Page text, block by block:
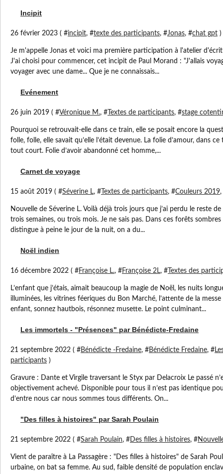
Incipit
26 février 2023 ( #incipit, #texte des participants, #Jonas, #chat gpt )
Je m'appelle Jonas et voici ma première participation à l'atelier
J'ai choisi pour commencer, cet incipit de Paul Morand : "J'allais
voyager avec une dame... Que je ne connaissais...
Evénement
26 juin 2019 ( #Véronique M., # Textes de participants, #stage
Pourquoi se retrouvait-elle dans ce train, elle se posait encore la
folle, folle, elle savait qu’elle l’était devenue. La folie d’amour, dans
tout court. Folie d’avoir abandonné cet homme,...
Carnet de voyage
15 août 2019 ( #Séverine L, # Textes de participants, #Couleurs 2019,
Nouvelle de Séverine L. Voilà déjà trois jours que j’ai perdu le reste
trois semaines, ou trois mois. Je ne sais pas. Dans ces forêts
distingue à peine le jour de la nuit, on a du...
Noël indien
16 décembre 2022 ( #Françoise L., #Françoise 2L, # Textes des
L’enfant que j’étais, aimait beaucoup la magie de Noël, les nuits
illuminées, les vitrines féeriques du Bon Marché, l’attente de la
enfant, sonnez hautbois, résonnez musette. Le point culminant...
Les immortels - "Présences" par Bénédicte-Fredaine
21 septembre 2022 ( #Bénédicte -Fredaine, #Bénédicte Fredaine, #
participants )
Gravure : Dante et Virgile traversant le Styx par Delacroix Le passé
objectivement achevé. Disponible pour tous il n’est pas identique
d’entre nous car nous sommes tous différents. On...
"Des filles à histoires" par Sarah Poulain
21 septembre 2022 ( #Sarah Poulain, #Des filles à histoires, #
Vient de paraître à La Passagère : "Des filles à histoires" de Sarah
urbaine, on bat sa femme. Au sud, faible densité de population